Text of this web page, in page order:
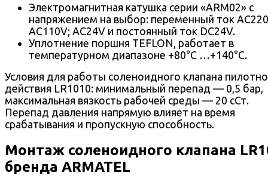
Электромагнитная катушка серии «ARM02» с
напряжением на выбор: переменный ток
AC110V; AC24V и постоянный ток DC24V.
Уплотнение поршня TEFLON, работает в
температурном диапазоне +80°С …+140°С.
Условия для работы соленоидного клапана
действия LR1010: минимальный перепад — 0,5 бар,
максимальная вязкость рабочей среды — 20 сСт.
Перепад давления напрямую влияет на время
срабатывания и пропускную способность.
Монтаж соленоидного клапана
бренда ARMATEL